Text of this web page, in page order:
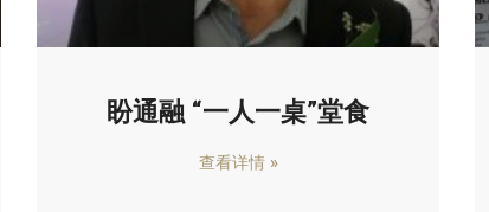
盼通融 “一人一桌”堂食
查看详情 »